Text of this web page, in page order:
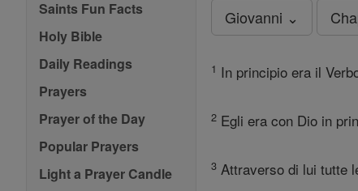
Saints Fun Facts
Holy Bible
Daily Readings
Prayers
Prayer of the Day
Popular Prayers
Light a Prayer Candle
Giovanni ⌄
1 In principio era il
2 Egli era con Dio in
3 Attraverso di lui tutte